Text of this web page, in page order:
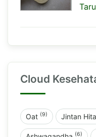
Cloud
Oat (9) Jintan
(6)